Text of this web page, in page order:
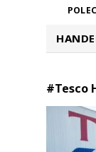
#Tesco